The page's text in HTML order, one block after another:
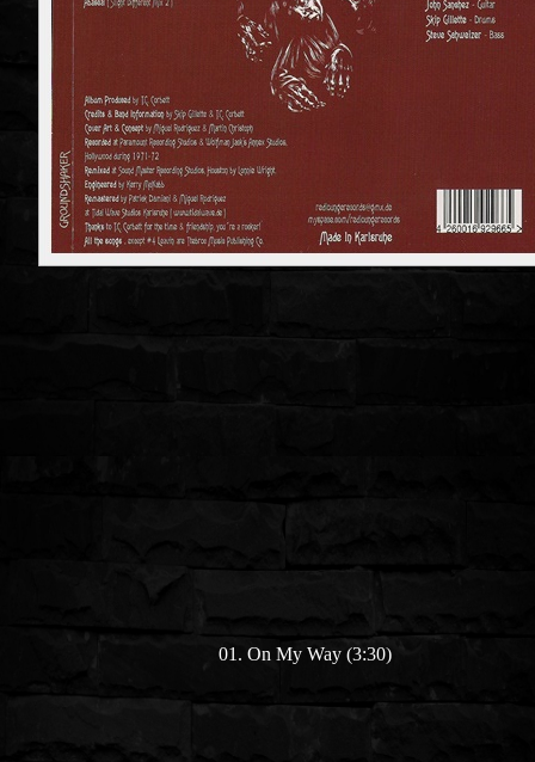
01. On My Way (3:30)